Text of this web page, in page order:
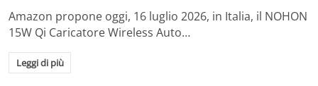
Amazon propone oggi, 16 luglio 2026, in Italia, il NOHON
15W Qi Caricatore Wireless Auto…
Leggi di più